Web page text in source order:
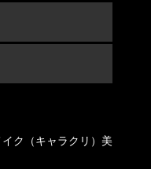
ク（キャラクリ）美